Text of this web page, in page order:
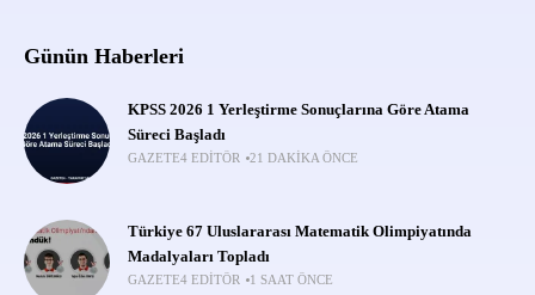
Günün Haberleri
KPSS 2026 1 Yerleştirme Sonuçlarına Göre Atama
Süreci Başladı
GAZETE4 EDITÖR 21 DAKIKA ÖNCE
Türkiye 67 Uluslararası Matematik Olimpiyatında
Madalyaları Topladı
GAZETE4 EDITÖR 1 SAAT ÖNCE